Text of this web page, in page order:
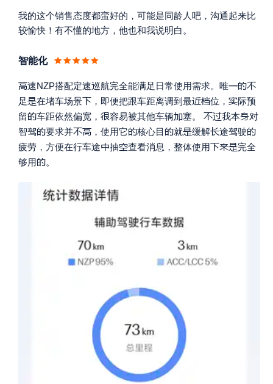
我的这个销售态度都蛮好的，可能是同龄人吧，沟通起来比
较愉快！有不懂的地方，他也和我说明白。
智能化
速NZP搭配定速巡航完全能满足日常使用需求。唯
足在堵车场景 ，即便把跟车距离调到最位， 际预
留车距依然偏宽， 容易被其他车辆塞。 我本对
智驾要求并 ，使用它核心目就缓解途驾驶
疲劳，方便在行车途抽查看消息，整体使用完全
够用。